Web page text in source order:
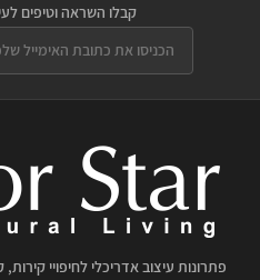
קבלו השראה וטיפים
פתרונות עיצוב אדריכלי לחיפויי קירות,